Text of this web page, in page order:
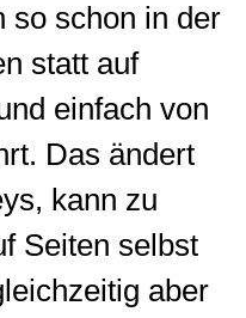
so schon in der
statt auf
einfach von
Das ändert
kann zu
Seiten selbst
aber